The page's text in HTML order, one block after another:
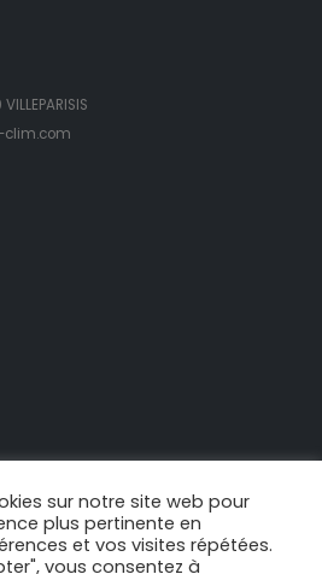
clim.com
sur notre site web pour
plus pertinente en
et vos visites répétées.
vous consentez à